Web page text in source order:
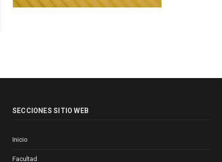
SECCIONES SITIO WEB
Inicio
Facultad